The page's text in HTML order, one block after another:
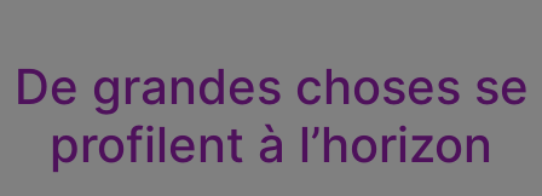
De grandes choses se
profilent à l’horizon